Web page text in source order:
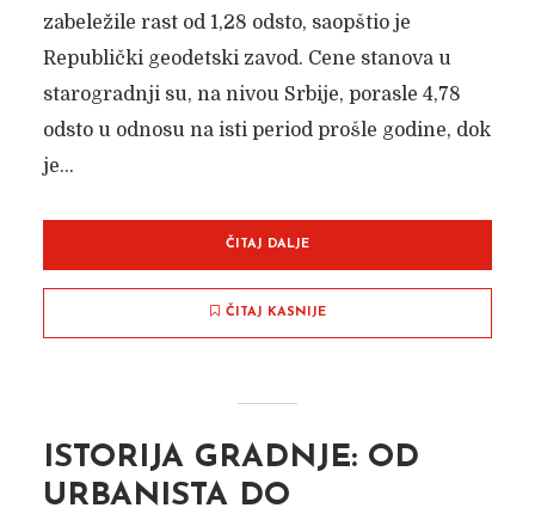
VESTI IZ SVETA
NEKRETNINA
zabeležile rast od 1,28 odsto, saopštio je
Republički geodetski zavod. Cene stanova u
starogradnji su, na nivou Srbije, porasle 4,78
odsto u odnosu na isti period prošle godine, dok
je...
ČITAJ DALJE
ČITAJ KASNIJE
ISTORIJA GRADNJE: OD
URBANISTA DO